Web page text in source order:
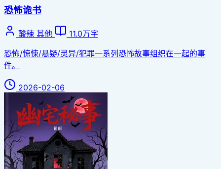
恐怖诡书
酸辣 其他
11.0万字
恐怖/惊悚/悬疑/灵异/犯罪一系列恐怖故事组织在一起的事
件。
2026-02-06